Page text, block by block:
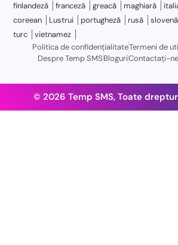
finlandeză
franceză greacă maghiară
coreean
Lustrui portugheză rusă slovenă
turc
vietnamez
Politica de confidențialitateTermeni de
Despre Temp SMSBloguriContactaţi-ne
© 2026 Temp SMS, Toate